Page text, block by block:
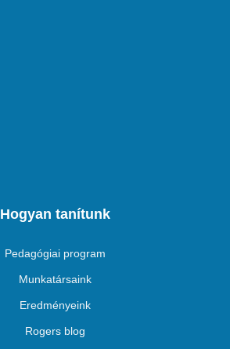
Hogyan tanítunk
Pedagógiai program
Munkatársaink
Eredményeink
Rogers blog